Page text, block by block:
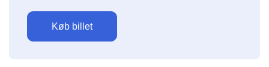
Køb billet